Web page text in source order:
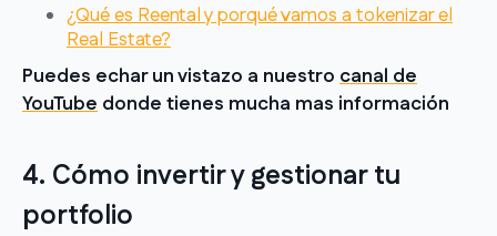
¿Qué es Reental y porqué vamos a tokenizar el
Real Estate?
Puedes echar un vistazo a nuestro canal de
YouTube donde tienes mucha mas información
4. Cómo invertir y gestionar tu
portfolio